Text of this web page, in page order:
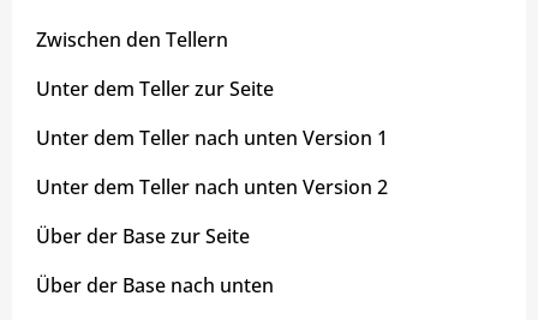
Zwischen den Tellern
Unter dem Teller zur Seite
Unter dem Teller nach unten Version 1
Unter dem Teller nach unten Version 2
Über der Base zur Seite
Über der Base nach unten